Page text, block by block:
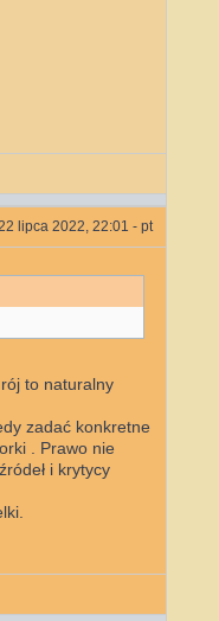
lipca 2022, 22:01 - pt
to naturalny
zadać konkretne
. Prawo nie
i krytycy